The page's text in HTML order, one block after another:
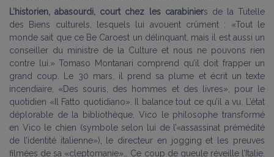
L’historien, abasourdi, court chez les carabiniers de la Tutelle
des Biens culturels, lesquels lui avouent crûment : «Tout le
monde sait que ce Be Caroest un délinquant, mais il est aussi un
conseiller du ministre de la Culture et nous ne pouvons rien
contre lui.» Tomaso Montanari comprend qu’il doit frapper un
grand coup. Le 30 mars, il prend sa plume et écrit un texte
incendiaire, «Des souris, des hommes et des livres», pour le
quotidien «Il Fatto quotidiano». Il balance tout ce qu’il a vu. L’état
déplorable de la bibliothèque, Vico le philosophe transformé
en Vico le chien (symbole selon lui de l’«assassinat prémédité
de l’identité italienne»), le directeur en jogging et les preuves
filmées de sa «cleptomanie»… Ce coup de gueule réveille l’Italie.